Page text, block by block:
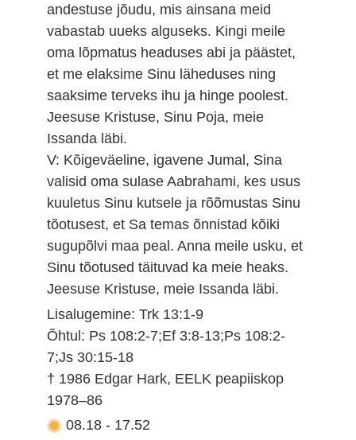
andestuse jõudu, mis ainsana meid
vabastab uueks alguseks. Kingi meile
oma lõpmatus headuses abi ja päästet,
et me elaksime Sinu läheduses ning
saaksime terveks ihu ja hinge poolest.
Jeesuse Kristuse, Sinu Poja, meie
Issanda läbi.
V: Kõigeväeline, igavene Jumal, Sina
valisid oma sulase Aabrahami, kes usus
kuuletus Sinu kutsele ja rõõmustas Sinu
tõotusest, et Sa temas õnnistad kõiki
sugupõlvi maa peal. Anna meile usku, et
Sinu tõotused täituvad ka meie heaks.
Jeesuse Kristuse, meie Issanda läbi.
Lisalugemine: Trk 13:1-9
Õhtul: Ps 108:2-7;Ef 3:8-13;Ps 108:2-
7;Js 30:15-18
† 1986 Edgar Hark, EELK peapiiskop
1978–86
08.18 - 17.52